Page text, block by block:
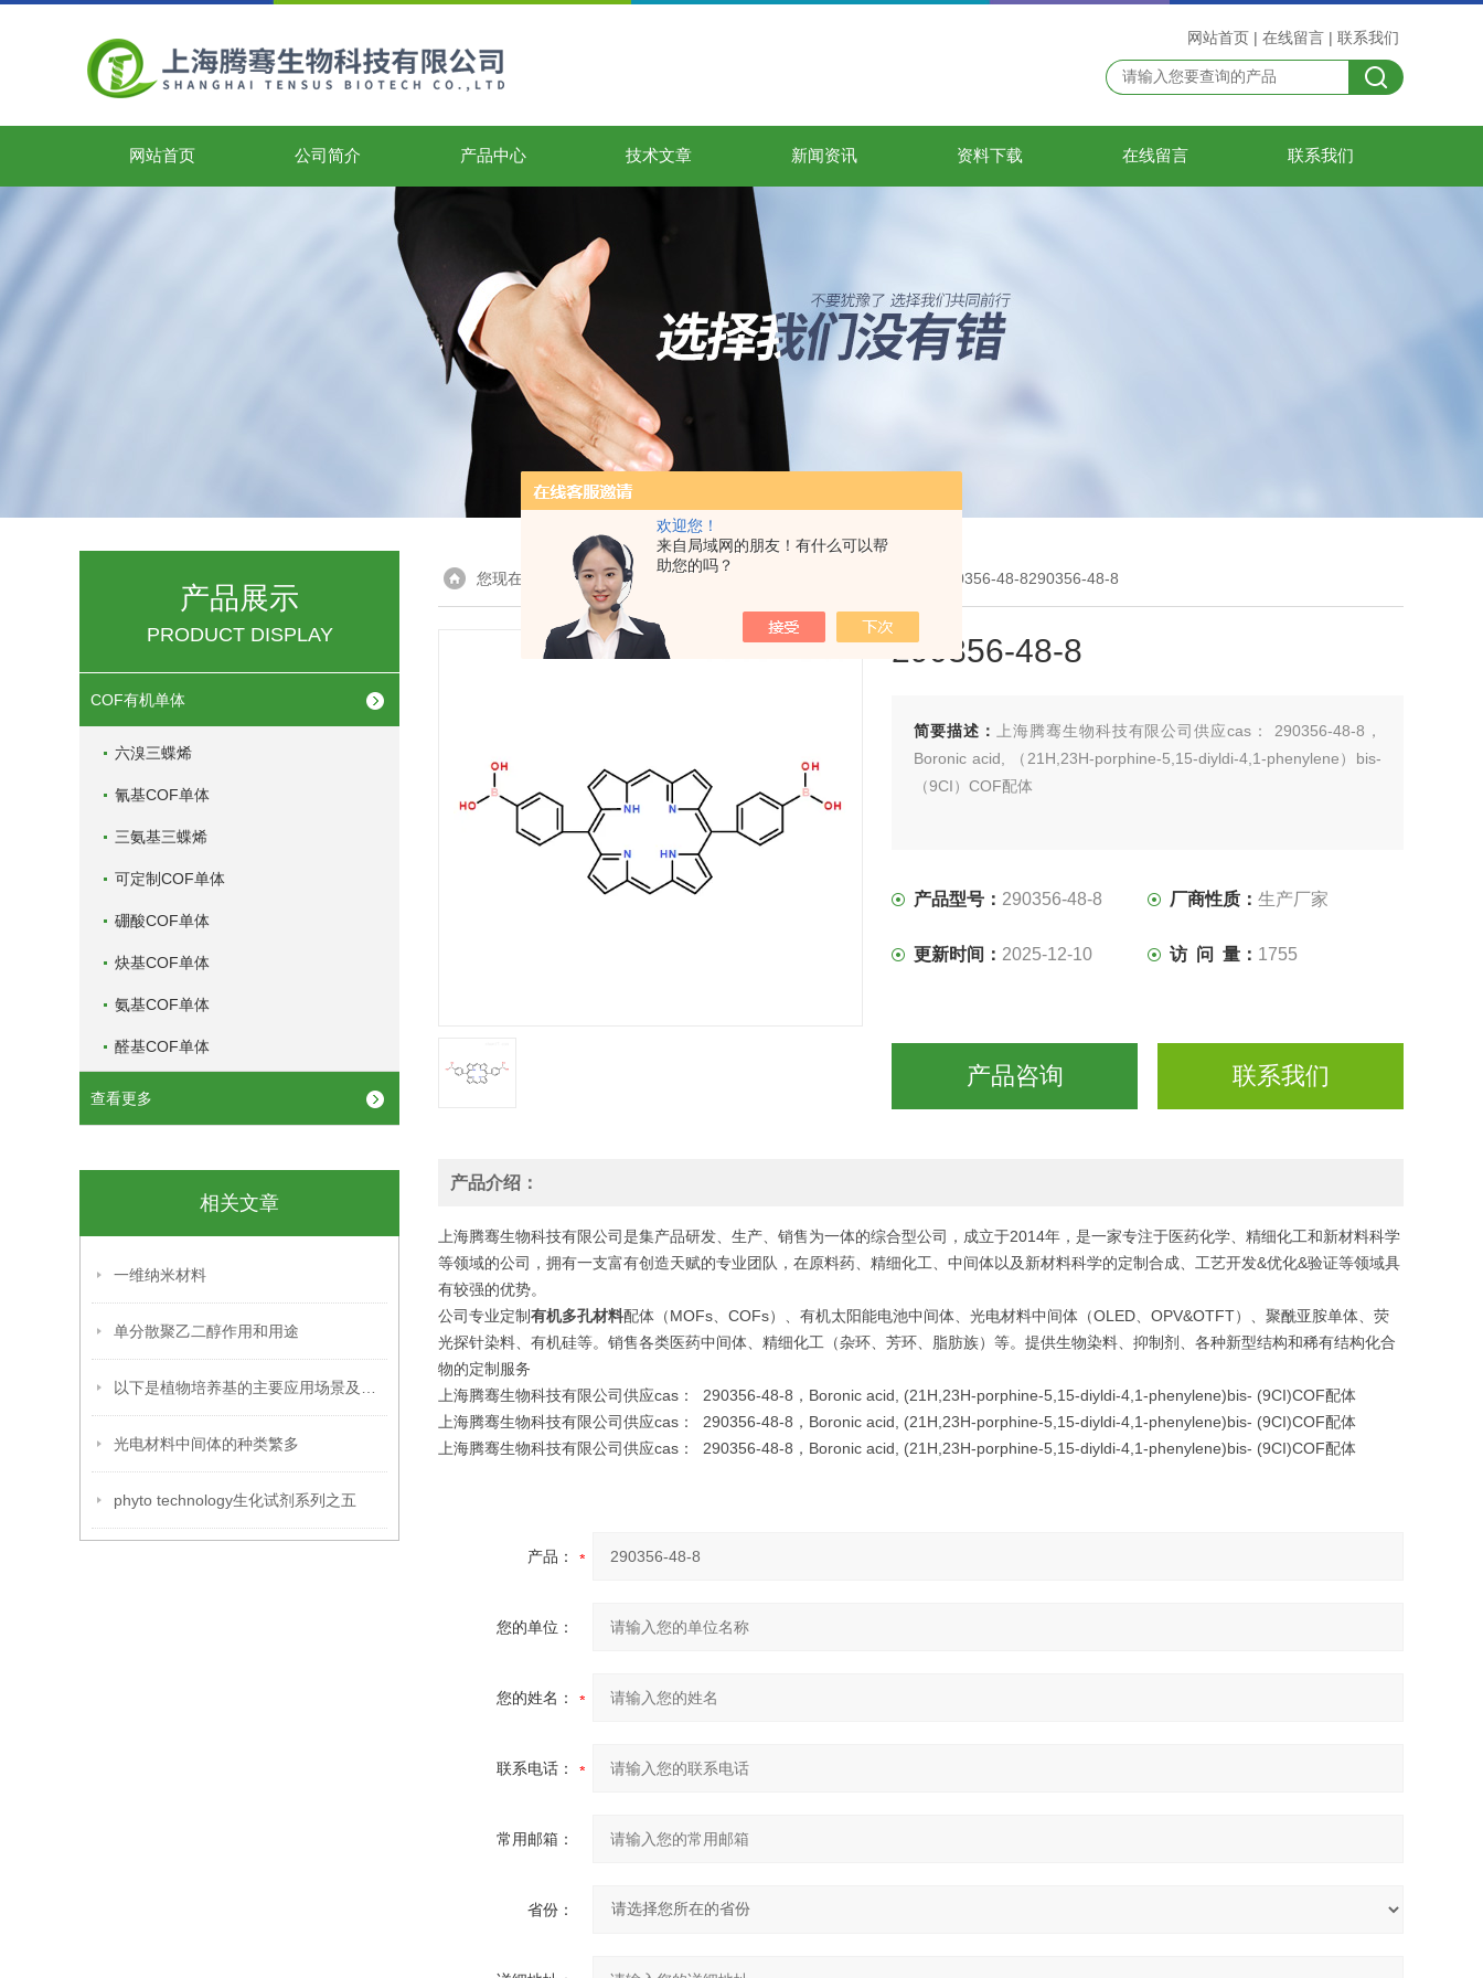
欢迎您！
来自局域网的朋友！有什么可以帮
助您的吗？
网站首页 | 在线留言 | 联系我们
网站首页 公司简介 产品中心 技术文章 新闻资讯 资料下载 在线留言 联系我们
产品展示
PRODUCT DISPLAY
COF有机单体
六溴三蝶烯
氰基COF单体
三氨基三蝶烯
可定制COF单体
硼酸COF单体
炔基COF单体
氨基COF单体
醛基COF单体
查看更多
相关文章
一维纳米材料
单分散聚乙二醇作用和用途
光电材料中间体的种类繁多
phyto technology生化试剂系列之五
您现在的位置：首页> 产品展示 > COF有机单体 > 290356-48-8290356-48-8
290356-48-8
简要描述：
上海腾骞生物科技有限公司供应cas： 290356-48-8，
Boronic acid, （21H,23H-porphine-5,15-diyldi-4,1-phenylene）bis-
（9CI）COF配体
产品型号： 290356-48-8 厂商性质：生产厂家
更新时间： 2025-12-10 访 问 量： 1755
产品咨询 联系我们
产品介绍：
上海腾骞生物科技有限公司是集产品研发、生产、销售为一体的综合型公司，成立于2014年，是一家专注于医药化学、精细化工和新材料科学
等领域的公司，拥有一支富有创造天赋的专业团队，在原料药、精细化工、中间体以及新材料科学的定制合成、工艺开发&优化&验证等领域具
有较强的优势。
公司专业定制有机多孔材料配体（MOFs、COFs）、有机太阳能电池中间体、光电材料中间体（OLED、OPV&OTFT）、聚酰亚胺单体、荧
光探针染料、有机硅等。销售各类医药中间体、精细化工（杂环、芳环、脂肪族）等。提供生物染料、抑制剂、各种新型结构和稀有结构化合
物的定制服务
上海腾骞生物科技有限公司供应cas： 290356-48-8，Boronic acid, (21H,23H-porphine-5,15-diyldi-4,1-phenylene)bis- (9CI)COF配体
上海腾骞生物科技有限公司供应cas： 290356-48-8，Boronic acid, (21H,23H-porphine-5,15-diyldi-4,1-phenylene)bis- (9CI)COF配体
上海腾骞生物科技有限公司供应cas： 290356-48-8，Boronic acid, (21H,23H-porphine-5,15-diyldi-4,1-phenylene)bis- (9CI)COF配体
产品：
您的单位：
您的姓名：
联系电话：
常用邮箱：
省份：